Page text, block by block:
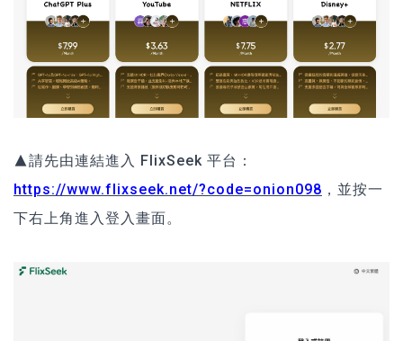
▲請先由連結進入 FlixSeek 平台：
https://www.flixseek.net/?code=onion098 ，並按一
下右上角進入登入畫面。